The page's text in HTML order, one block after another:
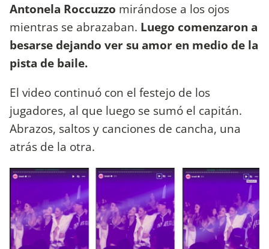
Antonela Roccuzzo mirándose a los ojos
mientras se abrazaban. Luego comenzaron a
besarse dejando ver su amor en medio de la
pista de baile.
El video continuó con el festejo de los
jugadores, al que luego se sumó el capitán.
Abrazos, saltos y canciones de cancha, una
atrás de la otra.